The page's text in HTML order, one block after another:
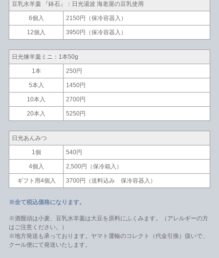
豆乳水羊羹 『鉢石』：日光湯波 海老屋の豆乳使用
6個入 2150円（保冷容器入）
12個入 3950円（保冷容器入）
日光煉羊羹ミニ：1本50g
1本 250円
5本入 1450円
10本入 2700円
20本入 5250円
日光あんみつ
1個 540円
4個入 2,500円（保冷箱入）
ギフト用4個入 3700円（送料込み 保冷容器入）
※全て税込価格になります。
※酒饅頭は小麦、豆乳水羊羹は大豆を原料にふくみます。（アレルギーの方
はご注意ください。）
※地方発送も承っております。ヤマト運輸のコレクト（代金引換）扱いで、
クール便にて発送いたします。